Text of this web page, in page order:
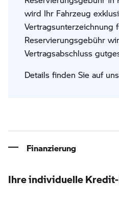
wird Ihr Fahrzeug
Vertragsunterzeichnung
Reservierungsgebühr
Vertragsabschluss
Details finden Sie auf
Finanzierung
Ihre individuelle